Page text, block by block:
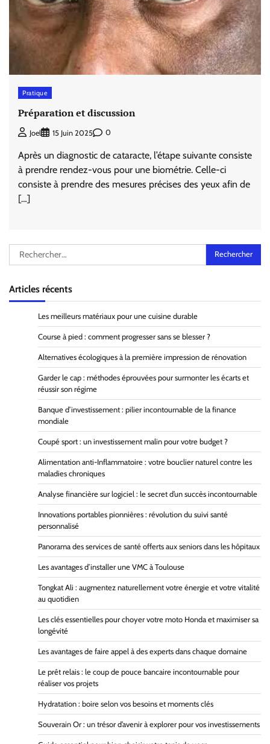
Pratique
Préparation et discussion
Joel 15 Juin 2025 0
Après un diagnostic de cataracte, l’étape suivante consiste
à prendre rendez-vous pour une biométrie. Celle-ci
consiste à prendre des mesures précises des yeux afin de
[…]
Rechercher :
Articles récents
Les meilleurs matériaux pour une cuisine durable
Course à pied : comment progresser sans se blesser ?
Alternatives écologiques à la première impression de rénovation
Garder le cap : méthodes éprouvées pour surmonter les écarts et
réussir son régime
Banque d’investissement : pilier incontournable de la finance
mondiale
Coupé sport : un investissement malin pour votre budget ?
Alimentation anti-Inflammatoire : votre bouclier naturel contre les
maladies chroniques
Analyse financière sur logiciel : le secret d’un succès incontournable
Innovations portables pionnières : révolution du suivi santé
personnalisé
Panorama des services de santé offerts aux seniors dans les hôpitaux
Les avantages d’installer une VMC à Toulouse
Tongkat Ali : augmentez naturellement votre énergie et votre vitalité
au quotidien
Les clés essentielles pour choyer votre moto Honda et maximiser sa
longévité
Les avantages de faire appel à des experts dans chaque domaine
Le prêt relais : le coup de pouce bancaire incontournable pour
réaliser vos projets
Hydratation : boire selon vos besoins et moments clés
Souverain Or : un trésor d’avenir à explorer pour vos investissements